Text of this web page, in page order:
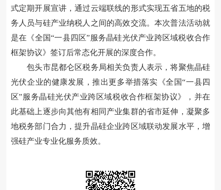
式定期开展宣讲，通过云端联线的形式实现五省五地的税
务人员与硅产业纳税人之间的高效交流。本次普法活动就
是在《全国“一县四区”服务晶硅光伏产业跨区域税收合作
框架协议》签订后常态化开展的深度合作。
包头市昆都仑区税务局相关负责人表示，将聚焦晶硅
光伏企业的健康发展，推出更多举措落实《全国“一县四
区”服务晶硅光伏产业跨区域税收合作框架协议》，并在
此基础上逐步向其他有相同产业集群的省市延伸，凝聚多
地税务部门合力，提升晶硅企业跨区域联动发展水平，增
强硅产业专业化服务质效。